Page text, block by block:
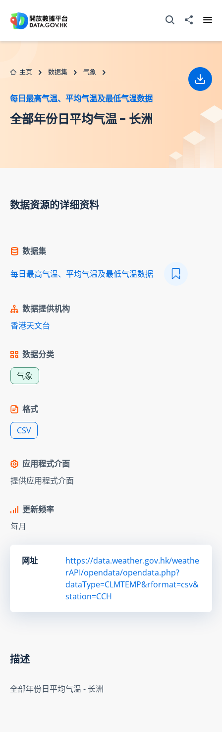
打开搜寻器分享至
主页 数据集 气象
每日最高气温、平均气温及最低气温数据
全部年份日平均气温 - 长洲
下载
数据资源的详细资料
数据集
每日最高气温、平均气温及最低气温数据
数据提供机构
香港天文台
数据分类
气象
格式
CSV
应用程式介面
提供应用程式介面
更新频率
每月
网址
https://data.weather.gov.hk/weathe
rAPI/opendata/opendata.php?
dataType=CLMTEMP&rformat=csv&
station=CCH
描述
全部年份日平均气温 - 长洲